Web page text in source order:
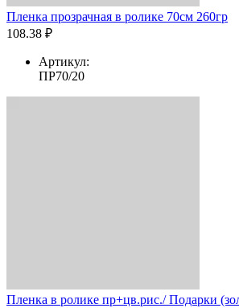
Пленка прозрачная в ролике 70см 260гр
108.38 ₽
Артикул:
ПР70/20
Пленка в ролике пр+цв.рис./ Подарки